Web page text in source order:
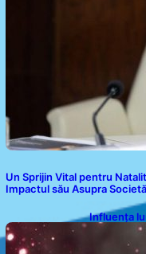
Un Sprijin Vital pentru
Impactul său Asupra
Influența
pentru